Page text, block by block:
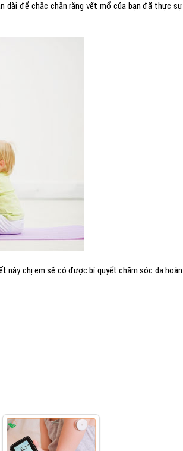
dài để chắc chắn rằng vết mổ của bạn đã thực sự
này chị em sẽ có được bí quyết chăm sóc da hoàn